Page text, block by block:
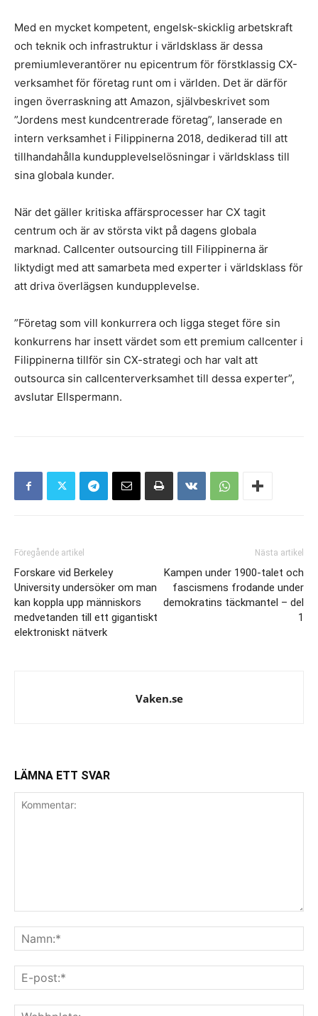
Med en mycket kompetent, engelsk-skicklig arbetskraft
och teknik och infrastruktur i världsklass är dessa
premiumleverantörer nu epicentrum för förstklassig CX-
verksamhet för företag runt om i världen. Det är därför
ingen överraskning att Amazon, självbeskrivet som
”Jordens mest kundcentrerade företag”, lanserade en
intern verksamhet i Filippinerna 2018, dedikerad till att
tillhandahålla kundupplevelselösningar i världsklass till
sina globala kunder.
När det gäller kritiska affärsprocesser har CX tagit
centrum och är av största vikt på dagens globala
marknad. Callcenter outsourcing till Filippinerna är
liktydigt med att samarbeta med experter i världsklass för
att driva överlägsen kundupplevelse.
”Företag som vill konkurrera och ligga steget före sin
konkurrens har insett värdet som ett premium callcenter i
Filippinerna tillför sin CX-strategi och har valt att
outsourca sin callcenterverksamhet till dessa experter”,
avslutar Ellspermann.
Föregående artikel
Forskare vid Berkeley
University undersöker om man
kan koppla upp människors
medvetanden till ett gigantiskt
elektroniskt nätverk
Nästa artikel
Kampen under 1900-talet och
fascismens frodande under
demokratins täckmantel – del
1
Vaken.se
LÄMNA ETT SVAR